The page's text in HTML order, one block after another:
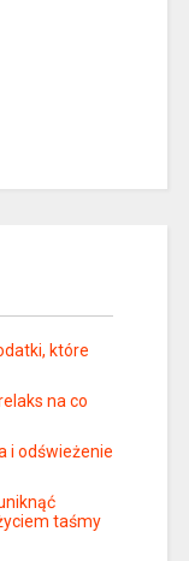
które
na co
i odświeżenie
taśmy